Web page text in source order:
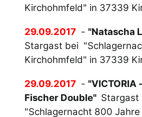
Kirchohmfeld" in 37339
29.09.2017 - "Natascha
Stargast bei
Kirchohmfeld" in 37339
29.09.2017 - "VICTORIA
Fischer Double" Stargast
"Schlagernacht 800 Jahre